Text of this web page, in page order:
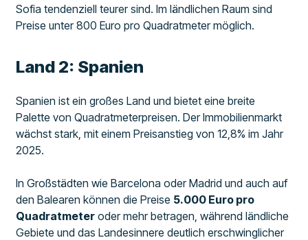
Sofia tendenziell teurer sind. Im ländlichen Raum sind
Preise unter 800 Euro pro Quadratmeter möglich.
Land 2: Spanien
Spanien ist ein großes Land und bietet eine breite
Palette von Quadratmeterpreisen. Der Immobilienmarkt
wächst stark, mit einem Preisanstieg von 12,8% im Jahr
2025.
In Großstädten wie Barcelona oder Madrid und auch auf
den Balearen können die Preise 5.000 Euro pro
Quadratmeter oder mehr betragen, während ländliche
Gebiete und das Landesinnere deutlich erschwinglicher